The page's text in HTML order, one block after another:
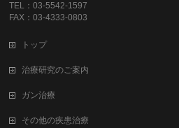
TEL：03-5542-1597
FAX：03-4333-0803
トップ
治療研究のご案内
ガン治療
その他の疾患治療